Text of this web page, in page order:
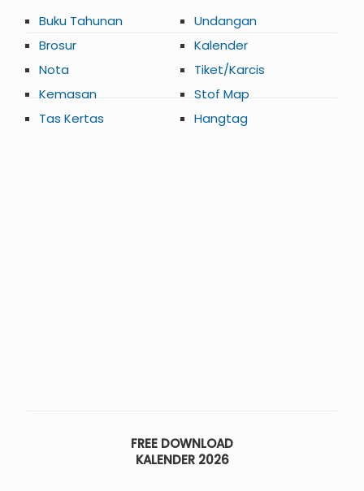
Buku Tahunan
Brosur
Nota
Kemasan
Tas Kertas
Undangan
Kalender
Tiket/Karcis
Stof Map
Hangtag
FREE DOWNLOAD
KALENDER 2026